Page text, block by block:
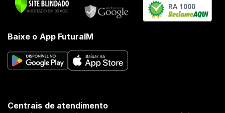
RA 1000
Baixe o App FuturaIM
Centrais de atendimento